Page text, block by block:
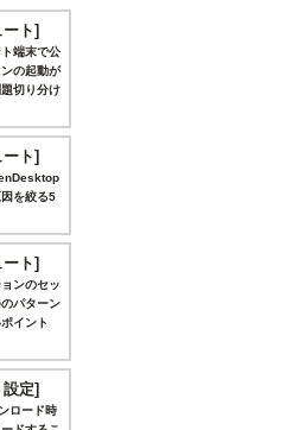
ト]
端末で公
の起動が
切り分け
ト]
を絞る5
ト]
ンのセッ
パターン
イント
定]
ロード時